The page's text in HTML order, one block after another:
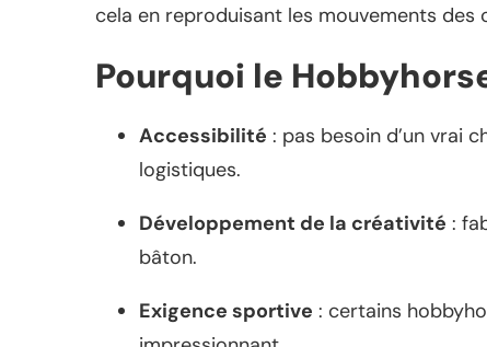
cela en reproduisant les mouvements des
Pourquoi le
Accessibilité : pas besoin d’un vrai
logistiques.
Développement de la créativité :
bâton.
Exigence sportive : certains